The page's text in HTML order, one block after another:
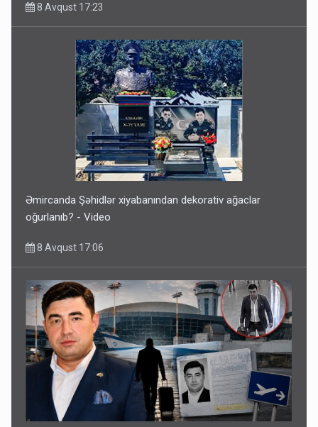
8 Avqust 17:23
Əmircanda Şəhidlər xiyabanından dekorativ ağaclar
oğurlanıb? - Video
8 Avqust 17:06